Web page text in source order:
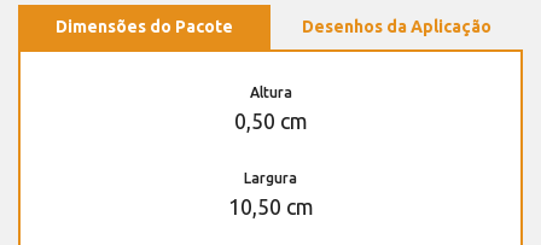
Dimensões do Pacote Desenhos da Aplicação
Altura
0,50 cm
Largura
10,50 cm